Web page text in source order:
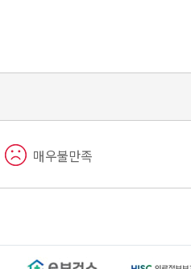
매우불만족